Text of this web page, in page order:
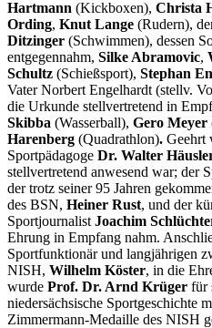
Hartmann (Kickboxen), Christa
Ording, Knut Lange (Rudern),
Ditzinger (Schwimmen), dessen
entgegennahm, Silke Abramovic,
Schultz (Schießsport), Stephan
Vater Norbert Engelhardt (stellv.
die Urkunde stellvertretend in
Skibba (Wasserball), Gero Meyer
Harenberg (Quadrathlon). Geehrt
Sportpädagoge Dr. Walter
stellvertretend anwesend war; der
der trotz seiner 95 Jahren
des BSN, Heiner Rust, und der
Sportjournalist Joachim
Ehrung in Empfang nahm.
Sportfunktionär und langjährigen
NISH, Wilhelm Köster, in die
wurde Prof. Dr. Arnd Krüger für
niedersächsische Sportgeschichte
Zimmermann-Medaille des NISH